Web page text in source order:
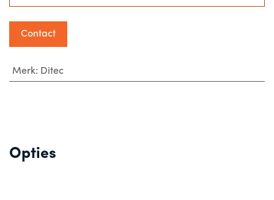
Contact
Merk: Ditec
Opties